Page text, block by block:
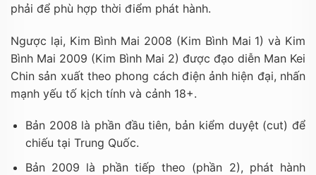
phải để phù hợp thời điểm phát hành.
Ngược lại, Kim Bình Mai 2008 (Kim Bình Mai 1) và Kim
Bình Mai 2009 (Kim Bình Mai 2) được đạo diễn Man Kei
Chin sản xuất theo phong cách điện ảnh hiện đại, nhấn
mạnh yếu tố kịch tính và cảnh 18+.
Bản 2008 là phần đầu tiên, bản kiểm duyệt (cut) để
chiếu tại Trung Quốc.
Bản 2009 là phần tiếp theo (phần 2), phát hành